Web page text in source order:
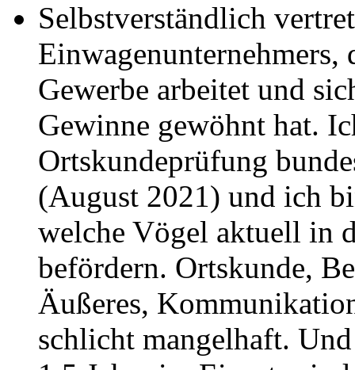
Selbstverständlich
Einwagenunternehmers,
Gewerbe arbeitet und
Gewinne gewöhnt hat.
Ortskundeprüfung
(August 2021) und ich
welche Vögel aktuell in
befördern. Ortskunde,
Äußeres,
schlicht mangelhaft.